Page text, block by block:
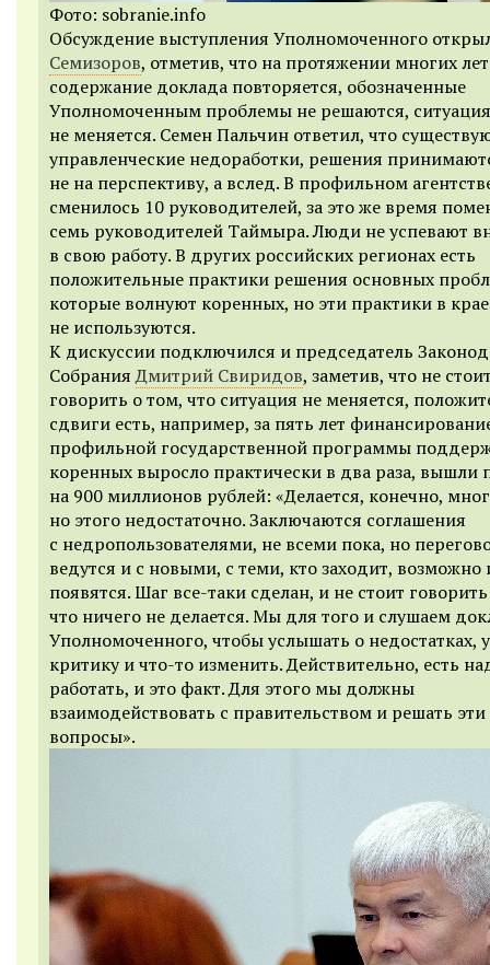
Фото: sobranie.info
Обсуждение выступления Уполномоченного
Семизоров, отметив, что на протяжении многих лет
содержание доклада повторяется, обозначенные
Уполномоченным проблемы не решаются, ситуация
не меняется. Семен Пальчин ответил, что
управленческие недоработки, решения
не на перспективу, а вслед. В профильном
сменилось 10 руководителей, за это же время
семь руководителей Таймыра. Люди не успевают
в свою работу. В других российских регионах есть
положительные практики решения основных
которые волнуют коренных, но эти практики в крае
не используются.
К дискуссии подключился и председатель
СобранияДмитрий Свиридов, заметив, что не
говорить о том, что ситуация не меняется,
сдвиги есть, например, за пять лет
профильной государственной программы
коренных выросло практически в два раза, вышли
на 900 миллионов рублей: «Делается, конечно,
но этого недостаточно. Заключаются соглашения
с недропользователями, не всеми пока, но
ведутся и с новыми, с теми, кто заходит, возможно
появятся. Шаг все-таки сделан, и не стоит
что ничего не делается. Мы для того и слушаем
Уполномоченного, чтобы услышать о недостатках,
критику и что-то изменить. Действительно, есть
работать, и это факт. Для этого мы должны
взаимодействовать с правительством и решать эти
вопросы».